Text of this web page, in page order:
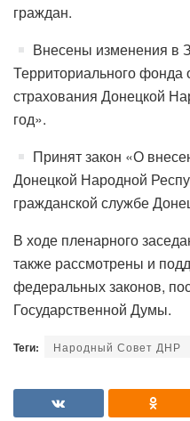
граждан.
Внесены изменения в
Территориального фонда
страхования Донецкой
год».
Принят закон «О
Донецкой Народной
гражданской службе
В ходе пленарного
также рассмотрены и
федеральных законов,
Государственной Думы.
Теги: Народный Совет ДНР